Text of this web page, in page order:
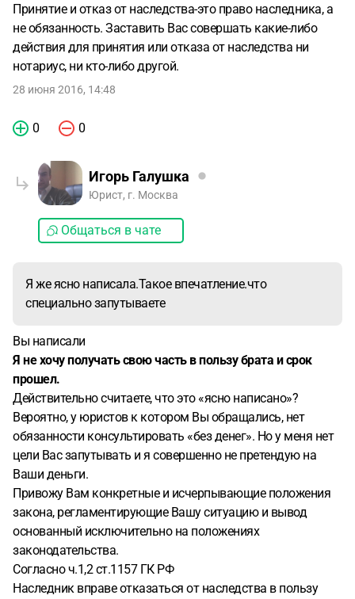
Принятие и отказ от наследства-это право наследника, а
не обязанность. Заставить Вас совершать какие-либо
действия для принятия или отказа от наследства ни
нотариус, ни кто-либо другой.
28 июня 2016, 14:48
0 0
Игорь Галушка
Юрист, г. Москва
Общаться в чате
Я же ясно написала.Такое впечатление.что
специально запутываете
Вы написали
Я не хочу получать свою часть в пользу брата и срок
прошел.
Действительно считаете, что это «ясно написано»?
Вероятно, у юристов к котором Вы обращались, нет
обязанности консультировать «без денег». Но у меня нет
цели Вас запутывать и я совершенно не претендую на
Ваши деньги.
Привожу Вам конкретные и исчерпывающие положения
закона, регламентирующие Вашу ситуацию и вывод
основанный исключительно на положениях
законодательства.
Согласно ч.1,2 ст.1157 ГК РФ
Наследник вправе отказаться от наследства в пользу